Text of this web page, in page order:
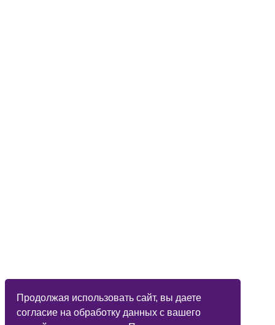
Продолжая использовать сайт, вы даете
согласие на обработку данных с вашего